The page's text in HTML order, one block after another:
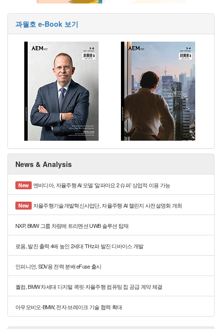
과월호 e-Book 보기
News & Analysis
New 엔비디아, 자율주행 AI 모델 ‘알파마요 2 슈퍼’ 상업적 이용 가능
New 자율주행기술개발혁신사업단, 자율주행 AI 챌린지 사전설명회 개최
NXP, BMW 그룹 차량에 트리멘션 UWB 솔루션 탑재
로옴, 발진 출력 4배 높인 2세대 THz파 발진 디바이스 개발
인피니언, SDV용 전력 분배 eFuse 출시
퀄컴, BMW 차세대 디지털 콕핏·자율주행 컴퓨팅 칩 공급 계약 체결
아우모비오-BMW, 전자·브레이크 기술 협력 확대